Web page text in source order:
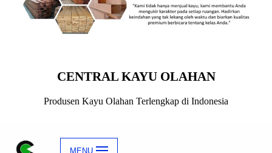
CENTRAL KAYU OLAHAN
Produsen Kayu Olahan Terlengkap di Indonesia
MENU